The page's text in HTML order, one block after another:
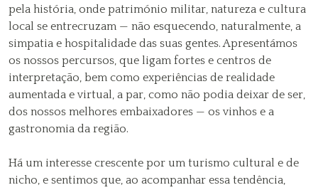
pela história, onde património militar, natureza e cultura
local se entrecruzam — não esquecendo, naturalmente, a
simpatia e hospitalidade das suas gentes. Apresentámos
os nossos percursos, que ligam fortes e centros de
interpretação, bem como experiências de realidade
aumentada e virtual, a par, como não podia deixar de ser,
dos nossos melhores embaixadores — os vinhos e a
gastronomia da região.
Há um interesse crescente por um turismo cultural e de
nicho, e sentimos que, ao acompanhar essa tendência,